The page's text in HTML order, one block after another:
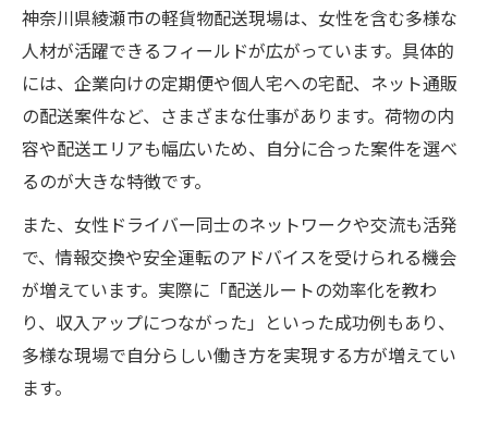
神奈川県綾瀬市の軽貨物配送現場は、女性を含む多様な
人材が活躍できるフィールドが広がっています。具体的
には、企業向けの定期便や個人宅への宅配、ネット通販
の配送案件など、さまざまな仕事があります。荷物の内
容や配送エリアも幅広いため、自分に合った案件を選べ
るのが大きな特徴です。
また、女性ドライバー同士のネットワークや交流も活発
で、情報交換や安全運転のアドバイスを受けられる機会
が増えています。実際に「配送ルートの効率化を教わ
り、収入アップにつながった」といった成功例もあり、
多様な現場で自分らしい働き方を実現する方が増えてい
ます。